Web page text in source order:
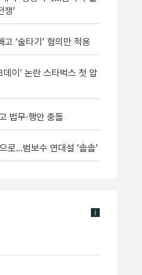
쟁’
‘술타기’ 혐의만 적용
데이’ 논란 스타벅스 첫 압
법무·행안 충돌
로…범보수 연대설 ‘솔솔’